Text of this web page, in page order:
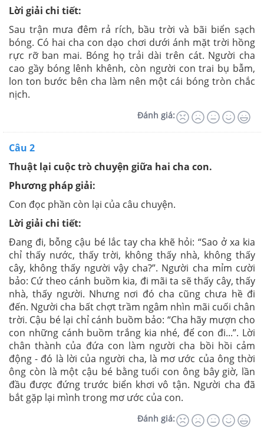
Lời giải chi tiết:
Sau trận mưa đêm rả rích, bầu trời và bãi biển sạch
bóng. Có hai cha con dạo chơi dưới ánh mặt trời hồng
rực rỡ ban mai. Bóng họ trải dài trên cát. Người cha
cao gầy bóng lênh khênh, còn người con trai bụ bẫm,
lon ton bước bên cha làm nên một cái bóng tròn chắc
nịch.
Đánh giá:
Câu 2
Thuật lại cuộc trò chuyện giữa hai cha con.
Phương pháp giải:
Con đọc phần còn lại của câu chuyện.
Lời giải chi tiết:
Đang đi, bỗng cậu bé lắc tay cha khẽ hỏi: “Sao ở xa kia
chỉ thấy nước, thấy trời, không thấy nhà, không thấy
cây, không thấy người vậy cha?”. Người cha mỉm cười
bảo: Cứ theo cánh buồm kia, đi mãi ta sẽ thấy cây, thấy
nhà, thấy người. Nhưng nơi đó cha cũng chưa hề đi
đến. Người cha bất chợt trầm ngâm nhìn mãi cuối chân
trời. Cậu bé lại chỉ cánh buồm bảo: “Cha hãy mượn cho
con những cánh buồm trắng kia nhé, để con đi...”. Lời
chân thành của đứa con làm người cha bồi hồi cảm
động - đó là lời của người cha, là mơ ước của ông thời
ông còn là một cậu bé bằng tuổi con ông bây giờ, lần
đầu được đứng trước biển khơi vô tận. Người cha đã
bắt gặp lại mình trong mơ ước của con.
Đánh giá: